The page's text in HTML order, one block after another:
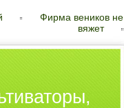
Фирма веников не
вяжет